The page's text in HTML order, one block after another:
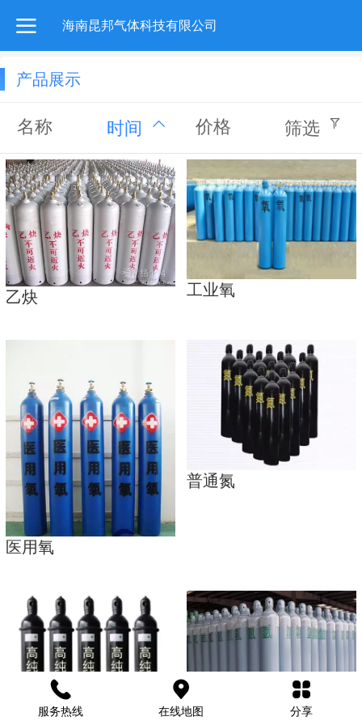
海南昆邦气体科技有限公司
产品展示
名称 时间 价格 筛选
乙炔 工业氧
医用氧
普通氮
服务热线 在线地图 分享